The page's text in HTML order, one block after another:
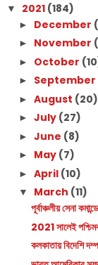
▼ 2021 (184)
► December
► November
► October
► September
► August (20)
► July (27)
► June (8)
► May (7)
► April (10)
▼ March (11)
পূর্বাঞ্চলীয় সেনা
2021 সালেই
কলকাতায় বিদেশি